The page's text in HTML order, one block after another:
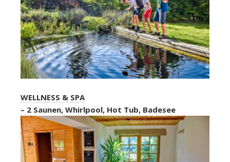
WELLNESS & SPA
– 2 Saunen, Whirlpool, Hot Tub, Badesee